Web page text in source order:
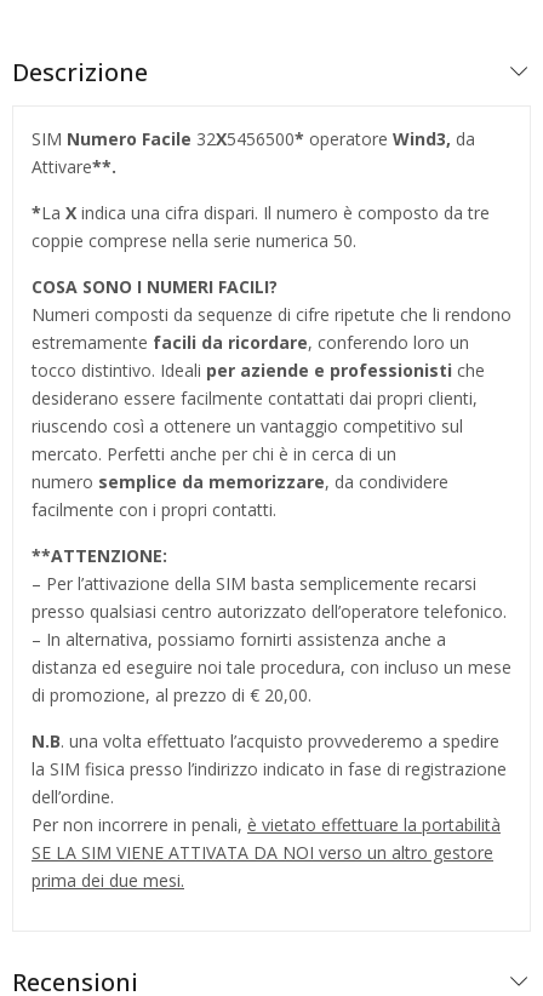
Descrizione
SIM Numero Facile 32X5456500* operatore Wind3, da
Attivare**.
*La X indica una cifra dispari. Il numero è composto da tre
coppie comprese nella serie numerica 50.
COSA SONO I NUMERI FACILI?
Numeri composti da sequenze di cifre ripetute che li rendono
estremamente facili da ricordare, conferendo loro un
tocco distintivo. Ideali per aziende e professionisti che
desiderano essere facilmente contattati dai propri clienti,
riuscendo così a ottenere un vantaggio competitivo sul
mercato. Perfetti anche per chi è in cerca di un
numero semplice da memorizzare, da condividere
facilmente con i propri contatti.
**ATTENZIONE:
– Per l’attivazione della SIM basta semplicemente recarsi
presso qualsiasi centro autorizzato dell’operatore telefonico.
– In alternativa, possiamo fornirti assistenza anche a
distanza ed eseguire noi tale procedura, con incluso un mese
di promozione, al prezzo di € 20,00.
N.B. una volta effettuato l’acquisto provvederemo a spedire
la SIM fisica presso l’indirizzo indicato in fase di registrazione
dell’ordine.
Per non incorrere in penali, è vietato effettuare la portabilità
SE LA SIM VIENE ATTIVATA DA NOI verso un altro gestore
prima dei due mesi.
Recensioni